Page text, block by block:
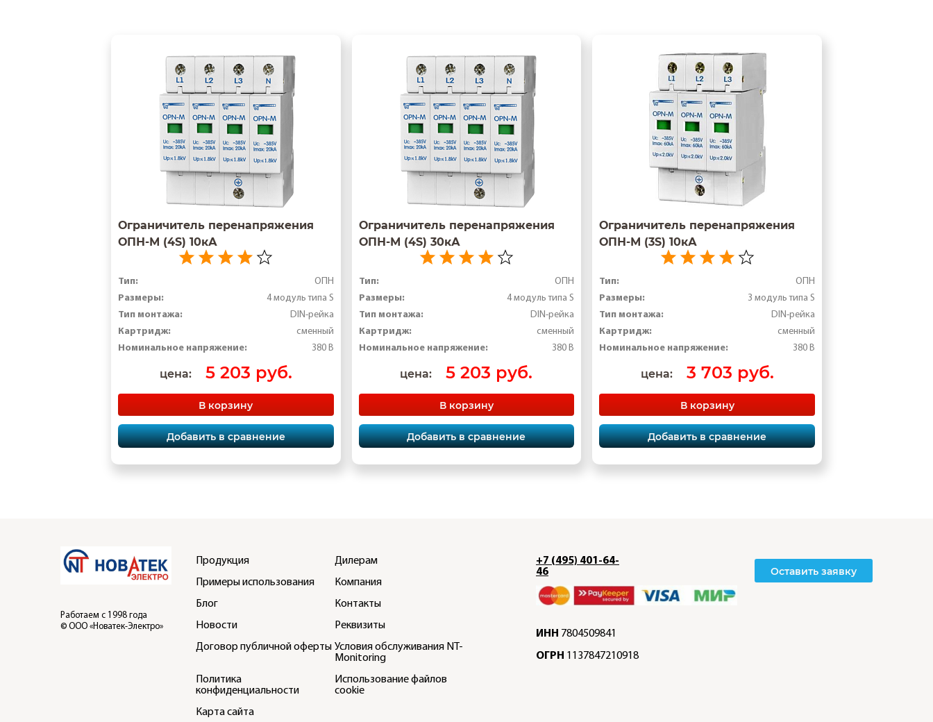
Ограничитель перенапряжения
ОПН-М (4S) 10кА
Тип: ОПН
Размеры: 4 модуль типа S
Тип монтажа: DIN-рейка
Картридж: сменный
Номинальное напряжение: 380 В
цена: 5 203 руб.
В корзину
Добавить в сравнение
Ограничитель перенапряжения
ОПН-М (4S) 30кА
Тип: ОПН
Размеры: 4 модуль типа S
Тип монтажа: DIN-рейка
Картридж: сменный
Номинальное напряжение: 380 В
цена: 5 203 руб.
В корзину
Добавить в сравнение
Ограничитель перенапряжения
ОПН-М (3S) 10кА
Тип: ОПН
Размеры: 3 модуль типа S
Тип монтажа: DIN-рейка
Картридж: сменный
Номинальное напряжение: 380 В
цена: 3 703 руб.
В корзину
Добавить в сравнение
Работаем с 1998 года
© ООО «Новатек-Электро»
Продукция
Дилерам
Примеры использования
Компания
Блог
Контакты
Новости
Реквизиты
Договор публичной оферты Условия обслуживания NT-
Monitoring
Политика
конфиденциальности
Использование файлов
cookie
Карта сайта
+7 (495) 401-64-
46
ИНН 7804509841
ОГРН 1137847210918
Оставить заявку